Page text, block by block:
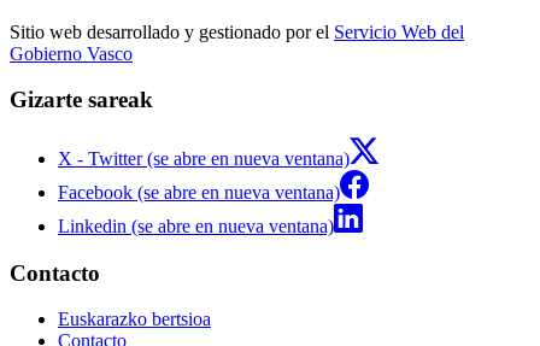
Sitio web desarrollado y gestionado por el Servicio Web del
Gobierno Vasco
Gizarte sareak
X - Twitter (se abre en nueva ventana)
Facebook (se abre en nueva ventana)
Linkedin (se abre en nueva ventana)
Contacto
Euskarazko bertsioa
Contacto